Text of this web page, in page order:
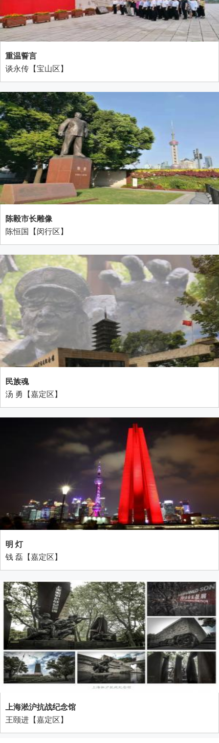
重温誓言
谈永传【宝山区】
陈毅市长雕像
陈恒国【闵行区】
民族魂
汤 勇【嘉定区】
明 灯
钱 磊【嘉定区】
上海淞沪抗战纪念馆
王颐进【嘉定区】